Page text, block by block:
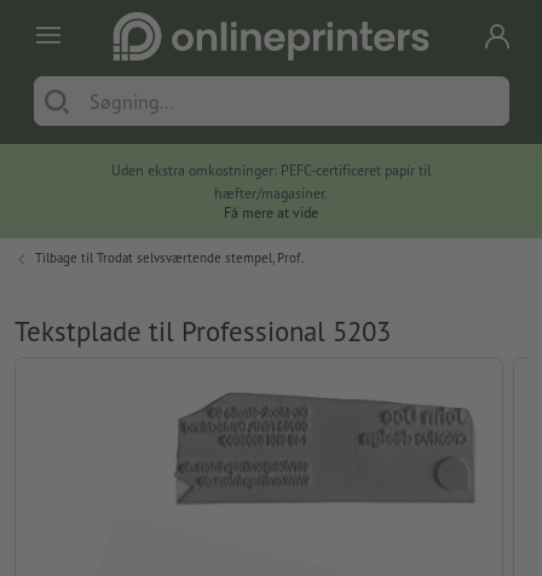
Uden ekstra omkostninger: PEFC-certificeret papir til
hæfter/magasiner.
Få mere at vide
Tilbage til Trodat selvsværtende stempel, Prof.
Tekstplade til Professional 5203